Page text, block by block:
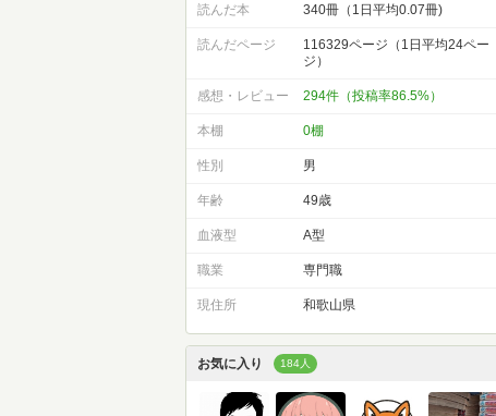
読んだ本 340冊（1日平均0.07冊)
読んだページ
116329ページ（1日平均24ペー
ジ）
感想・レビュー 294件（投稿率86.5%）
本棚 0棚
性別 男
年齢 49歳
血液型 A型
職業 専門職
現住所 和歌山県
お気に入り 184人